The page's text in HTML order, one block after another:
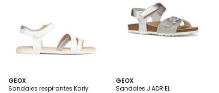
GEOX
Sandales respirantes Karly
5
/
GEOX
Sandales J ADRIEL